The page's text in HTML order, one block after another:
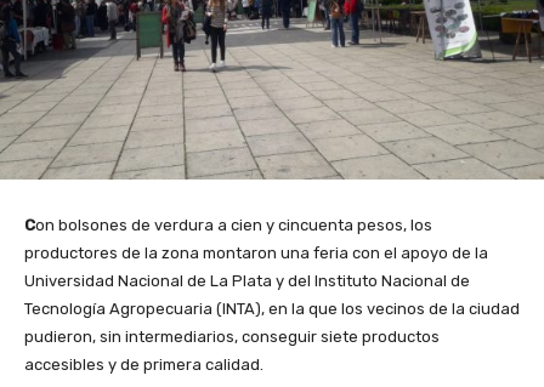
Con bolsones de verdura a cien y cincuenta pesos, los
productores de la zona montaron una feria con el apoyo de la
Universidad Nacional de La Plata y del Instituto Nacional de
Tecnología Agropecuaria (INTA), en la que los vecinos de la ciudad
pudieron, sin intermediarios, conseguir siete productos
accesibles y de primera calidad.